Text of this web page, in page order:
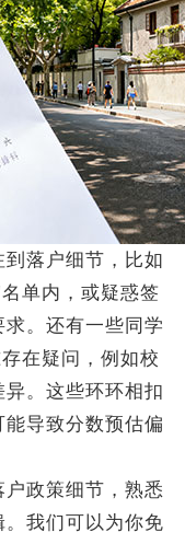
落户细节，比如
单内，或疑惑签
。还有一些同学
在疑问，例如校
。这些环环相扣
导致分数预估偏
政策细节，熟悉
我们可以为你免